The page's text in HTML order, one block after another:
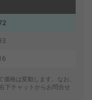
格は変動します。なお、
下チャットからお問合せ